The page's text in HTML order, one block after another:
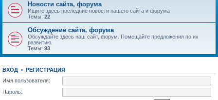
Новости сайта, форума
Ищите здесь последние новости нашего сайта и форума
Темы: 22
Обсуждение сайта, форума
Обсуждайте здесь наш сайт, форум. Помещайте предложения по их
развитию.
Темы: 93
ВХОД • РЕГИСТРАЦИЯ
Имя пользователя:
Пароль: